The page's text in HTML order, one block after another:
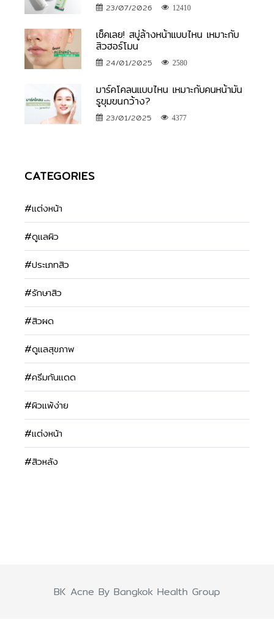
23/07/2026 12410
เช็คเลย! สบู่ล้างหน้าแบบไหน เหมาะกับ
สิวฮอร์โมน
24/01/2025 2580
มาร์คโคลนแบบไหน เหมาะกับคนหน้ามัน
รูขุมขนกว้าง?
23/01/2025 4377
CATEGORIES
#แต่งหน้า
#ดูแลผิว
#ประเภทสิว
#รักษาสิว
#สิวผด
#ดูแลสุขภาพ
#ครีมกันแดด
#ผิวแพ้ง่าย
#แต่งหน้า
#สิวหลัง
BK Acne By Bangkok Health Group